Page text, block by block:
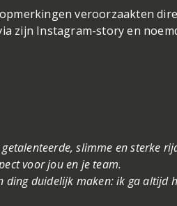
veroorzaakten
zijn Instagram-story en
getalenteerde, slimme en sterke
voor jou en je team.
ding duidelijk maken: ik ga altijd